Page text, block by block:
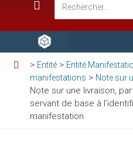
Entité > Entité
manifestations > Note sur
Note sur une livraison,
servant de base à
manifestation